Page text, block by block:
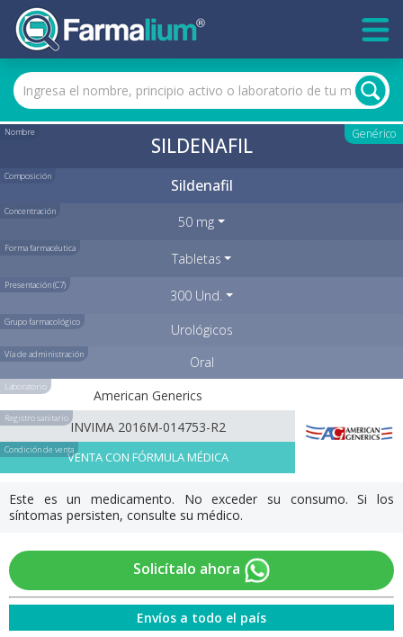
Nombre Genérico
SILDENAFIL
Composición Sildenafil
Concentración
50 mg
Forma farmacéutica
Tabletas
Presentación (C7)
300 Und.
Grupo farmacológico Urológicos
Vía de administración Oral
Laboratorio
American Generics
Registro sanitario
INVIMA 2016M-014753-R2
Condición de ventaVENTA CON FÓRMULA MÉDICA
Este es un medicamento. No exceder su consumo. Si los
síntomas persisten, consulte su médico.
Solicítalo ahora
Envíos a todo el país